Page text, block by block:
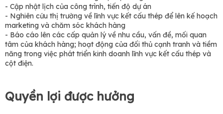
- Cập nhật lịch của công trình, tiến độ dự án
- Nghiên cứu thị trường về lĩnh vực kết cấu thép để lên kế hoạch
marketing và chăm sóc khách hàng
- Báo cáo lên các cấp quản lý về nhu cầu, vấn đề, mối quan
tâm của khách hàng; hoạt động của đối thủ cạnh tranh và tiềm
năng trong việc phát triển kinh doanh lĩnh vực kết cấu thép và
cột điện.
Quyền lợi được hưởng